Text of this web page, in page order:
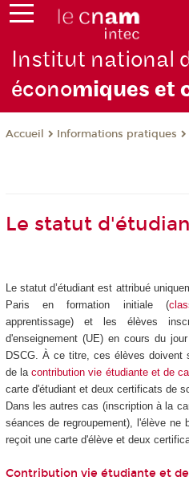
Institut national
économiques et
Accueil Informations pratiques
Le statut
Le statut d’étudiant est attribué
Paris en formation initiale (
apprentissage) et les élèves
d'enseignement (UE) en cours du
DSCG. À ce titre, ces élèves doivent
de lacontribution vie étudiante et de
carte d'étudiant et deux certificats de
Dans les autres cas (inscription à la
séances de regroupement), l'élève ne
reçoit une carte d'élève et deux
Contribution vie étudiante et de